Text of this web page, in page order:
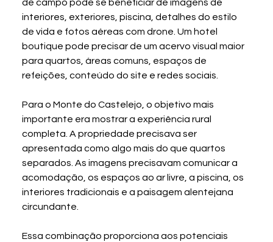
de campo pode se beneficiar de imagens de
interiores, exteriores, piscina, detalhes do estilo
de vida e fotos aéreas com drone. Um hotel
boutique pode precisar de um acervo visual maior
para quartos, áreas comuns, espaços de
refeições, conteúdo do site e redes sociais.
Para o Monte do Castelejo, o objetivo mais
importante era mostrar a experiência rural
completa. A propriedade precisava ser
apresentada como algo mais do que quartos
separados. As imagens precisavam comunicar a
acomodação, os espaços ao ar livre, a piscina, os
interiores tradicionais e a paisagem alentejana
circundante.
Essa combinação proporciona aos potenciais